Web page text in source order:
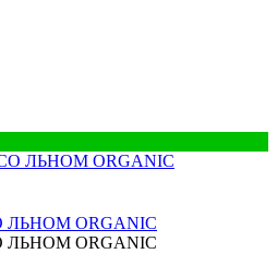
ORGANIC
ORGANIC